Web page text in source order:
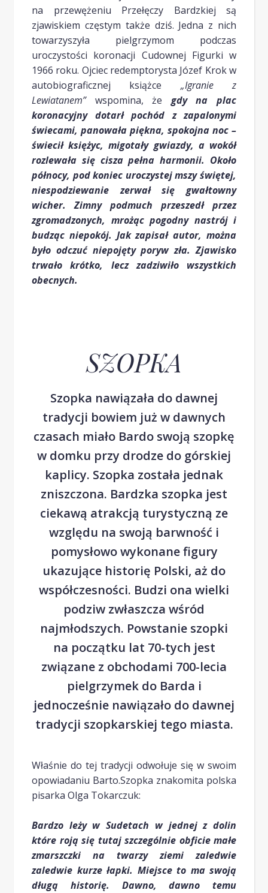
na przewężeniu Przełęczy Bardzkiej są
zjawiskiem częstym także dziś. Jedna z nich
towarzyszyła pielgrzymom podczas
uroczystości koronacji Cudownej Figurki w
1966 roku. Ojciec redemptorysta Józef Krok w
autobiograficznej książce „Igranie z
Lewiatanem”wspomina, że gdy na plac
koronacyjny dotarł pochód z zapalonymi
świecami, panowała piękna, spokojna noc –
świecił księżyc, migotały gwiazdy, a wokół
rozlewała się cisza pełna harmonii. Około
północy, pod koniec uroczystej mszy świętej,
niespodziewanie zerwał się gwałtowny
wicher. Zimny podmuch przeszedł przez
zgromadzonych, mrożąc pogodny nastrój i
budząc niepokój. Jak zapisał autor, można
było odczuć niepojęty poryw zła. Zjawisko
trwało krótko, lecz zadziwiło wszystkich
obecnych.
SZOPKA
Szopka nawiązała do dawnej
tradycji bowiem już w dawnych
czasach miało Bardo swoją szopkę
w domku przy drodze do górskiej
kaplicy. Szopka została jednak
zniszczona. Bardzka szopka jest
ciekawą atrakcją turystyczną ze
względu na swoją barwność i
pomysłowo wykonane figury
ukazujące historię Polski, aż do
współczesności. Budzi ona wielki
podziw zwłaszcza wśród
najmłodszych. Powstanie szopki
na początku lat 70-tych jest
związane z obchodami 700-lecia
pielgrzymek do Barda i
jednocześnie nawiązało do dawnej
tradycji szopkarskiej tego miasta.
Właśnie do tej tradycji odwołuje się w swoim
opowiadaniu Barto.Szopka znakomita polska
pisarka Olga Tokarczuk:
Bardzo leży w Sudetach w jednej z dolin
które roją się tutaj szczególnie obficie małe
zmarszczki na twarzy ziemi zaledwie
zaledwie kurze łapki. Miejsce to ma swoją
długą historię. Dawno, dawno temu